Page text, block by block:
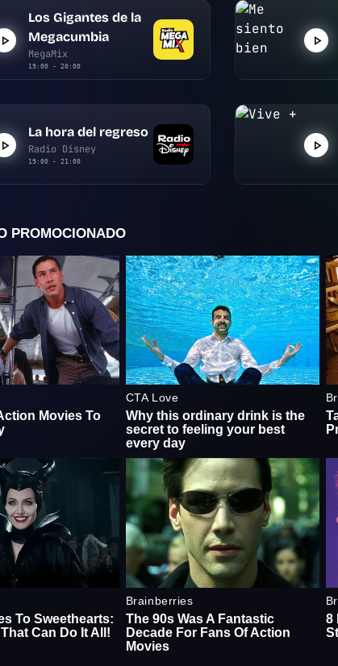
Los Gigantes de la
Megacumbia
MegaMix
19:00 - 20:00
La hora del regreso
Radio Disney
19:00 - 21:00